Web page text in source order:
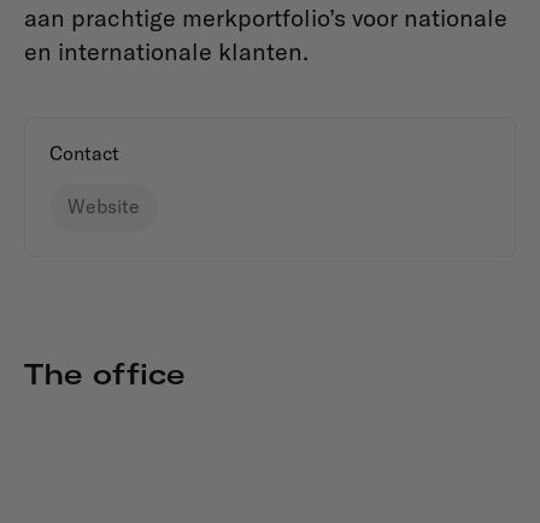
aan prachtige merkportfolio’s voor nationale
en internationale klanten.
Contact
Website
The office